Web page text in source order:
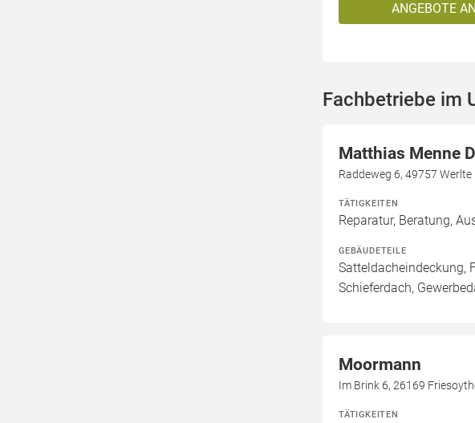
ANGEBOTE
Fachbetriebe im
Matthias Menne
Raddeweg 6, 49757
TÄTIGKEITEN
Reparatur, Beratung,
GEBÄUDETEILE
Satteldacheindeckung,
Schieferdach,
Moormann
Im Brink 6, 26169
TÄTIGKEITEN